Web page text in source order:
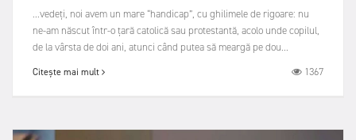
...vedeți, noi avem un mare “handicap”, cu ghilimele de rigoare: nu
ne-am născut într-o țară catolică sau protestantă, acolo unde copilul,
de la vârsta de doi ani, atunci când putea să meargă pe dou...
Citește mai mult 1367